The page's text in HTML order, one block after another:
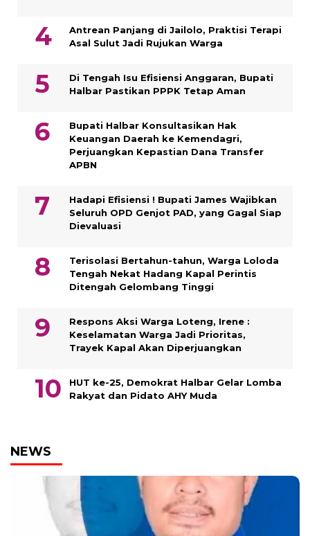
Antrean Panjang di Jailolo, Praktisi Terapi
Asal Sulut Jadi Rujukan Warga
Di Tengah Isu Efisiensi Anggaran, Bupati
Halbar Pastikan PPPK Tetap Aman
Bupati Halbar Konsultasikan Hak
Keuangan Daerah ke Kemendagri,
Perjuangkan Kepastian Dana Transfer
APBN
Hadapi Efisiensi ! Bupati James Wajibkan
Seluruh OPD Genjot PAD, yang Gagal Siap
Dievaluasi
Terisolasi Bertahun-tahun, Warga Loloda
Tengah Nekat Hadang Kapal Perintis
Ditengah Gelombang Tinggi
Respons Aksi Warga Loteng, Irene :
Keselamatan Warga Jadi Prioritas,
Trayek Kapal Akan Diperjuangkan
HUT ke-25, Demokrat Halbar Gelar Lomba
Rakyat dan Pidato AHY Muda
NEWS